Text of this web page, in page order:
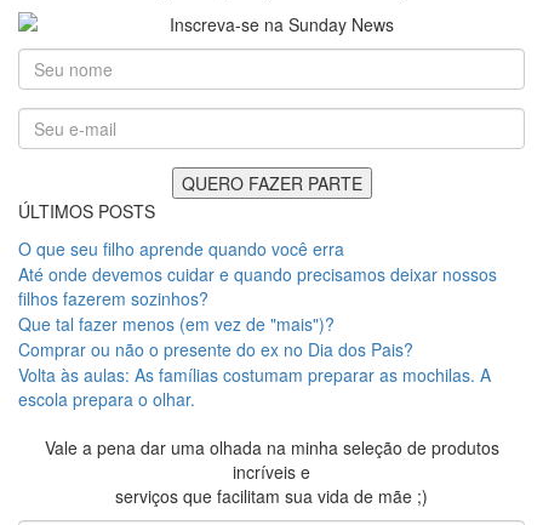
ÚLTIMOS POSTS
O que seu filho aprende quando você erra
Até onde devemos cuidar e quando precisamos deixar nossos
filhos fazerem sozinhos?
Que tal fazer menos (em vez de "mais")?
Comprar ou não o presente do ex no Dia dos Pais?
Volta às aulas: As famílias costumam preparar as mochilas. A
escola prepara o olhar.
Vale a pena dar uma olhada na minha seleção de produtos
incríveis e
serviços que facilitam sua vida de mãe ;)